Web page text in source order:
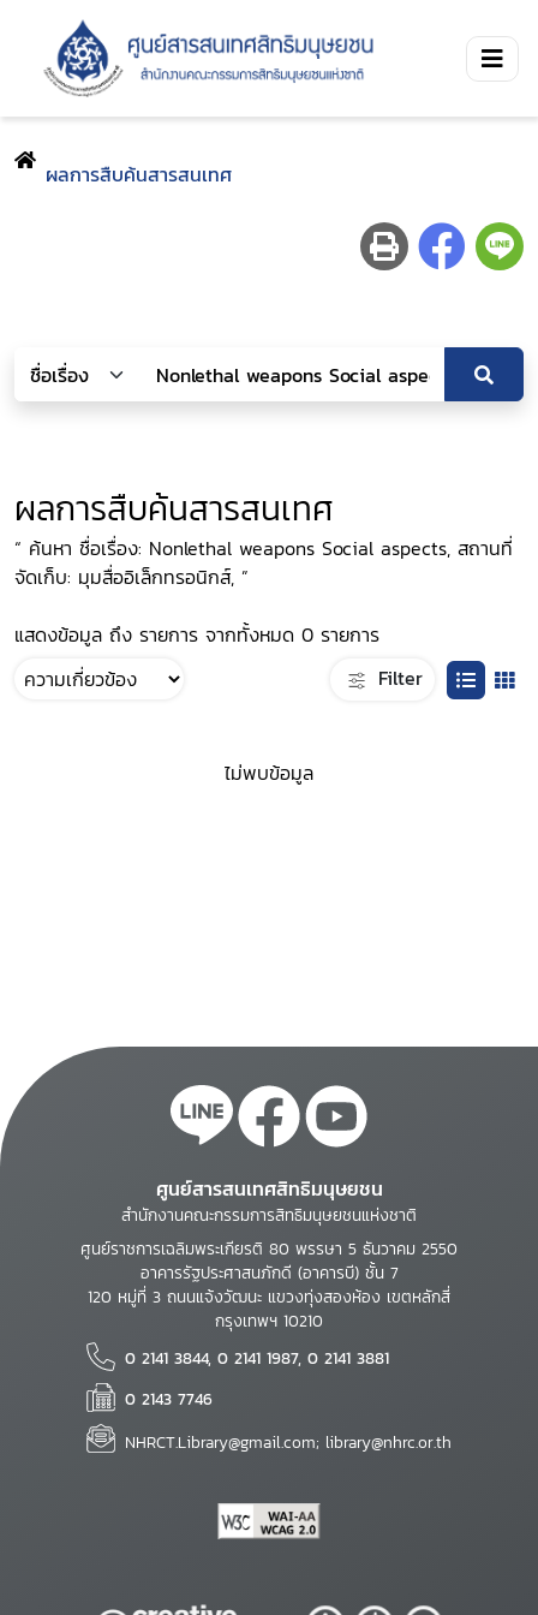
ผลการสืบค้นสารสนเทศ
ผลการสืบค้นสารสนเทศ
“ ค้นหา ชื่อเรื่อง: Nonlethal weapons Social aspects, สถานที่
จัดเก็บ: มุมสื่ออิเล็กทรอนิกส์, ”
แสดงข้อมูล ถึง รายการ จากทั้งหมด 0 รายการ
Filter
ไม่พบข้อมูล
ศูนย์สารสนเทศสิทธิมนุษยชน
สำนักงานคณะกรรมการสิทธิมนุษยชนแห่งชาติ
ศูนย์ราชการเฉลิมพระเกียรติ 80 พรรษา 5 ธันวาคม 2550
อาคารรัฐประศาสนภักดี (อาคารบี) ชั้น 7
120 หมู่ที่ 3 ถนนแจ้งวัฒนะ แขวงทุ่งสองห้อง เขตหลักสี่
กรุงเทพฯ 10210
0 2141 3844, 0 2141 1987, 0 2141 3881
0 2143 7746
NHRCT.Library@gmail.com; library@nhrc.or.th